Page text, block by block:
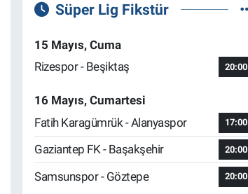
Süper Lig Fikstür
15 Mayıs, Cuma
Rizespor - Beşiktaş
20:00
16 Mayıs, Cumartesi
Fatih Karagümrük - Alanyaspor
17:00
Gaziantep FK - Başakşehir 20:00
Samsunspor - Göztepe 20:00